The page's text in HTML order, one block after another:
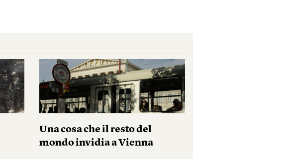
Una cosa che il resto del
mondo invidia a Vienna